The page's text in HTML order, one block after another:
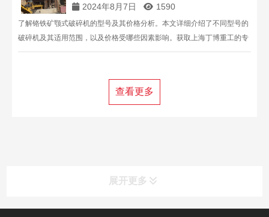
2024年8月7日 1590
了解铬铁矿颚式破碎机的型号及其价格分析。本文详细介绍了不同型号的
破碎机及其适用范围，以及价格受哪些因素影响。获取上海丁博重工的专
业建议和价格信息，点击在线咨询或拨打13816711123与我们联系。
查看更多
展开更多